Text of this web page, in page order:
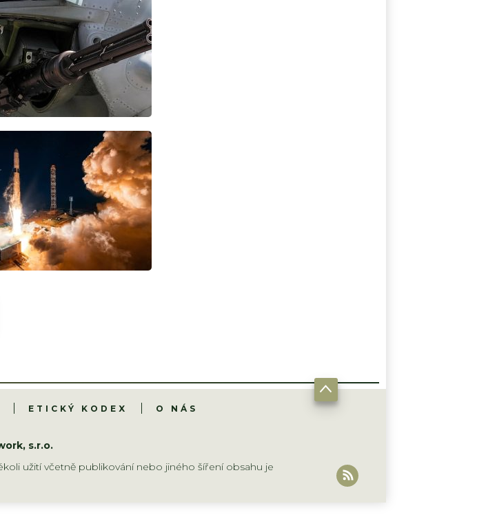
ETICKÝ KODEX O NÁS
s.r.o.
užití včetně publikování nebo jiného šíření obsahu je